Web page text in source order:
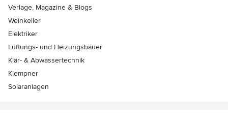
Verlage, Magazine & Blogs
Weinkeller
Elektriker
Lüftungs- und Heizungsbauer
Klär- & Abwassertechnik
Klempner
Solaranlagen